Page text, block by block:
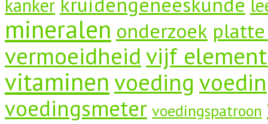
kanker
mineralen onderzoek
vermoeidheidvijf
vitaminenvoeding
voedingsmeter voedingspatroon